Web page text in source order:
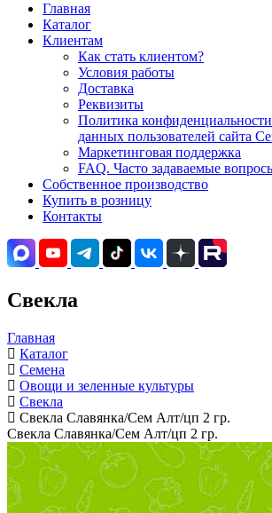
Главная
Каталог
Клиентам
Как стать клиентом?
Условия работы
Доставка
Реквизиты
Политика
данных пользователей сайта
Маркетинговая поддержка
FAQ. Часто задаваемые
Собственное производство
Купить в розницу
Контакты
Свекла
Главная
Каталог
Семена
Овощи и зеленные культуры
Свекла
Свекла Славянка/Сем Алт/цп 2 гр.
Свекла Славянка/Сем Алт/цп 2 гр.